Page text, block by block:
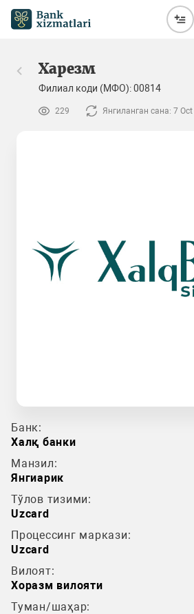
Харезм
Филиал коди (МФО): 00814
229 Янгиланган сана: 7
Банк:
Халқ банки
Манзил:
Янгиарик
Тўлов тизими:
Uzcard
Процессинг маркази:
Uzcard
Вилоят:
Хоразм вилояти
Туман/шаҳар: